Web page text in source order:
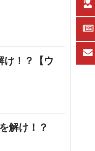
け！？【ウ
解け！？